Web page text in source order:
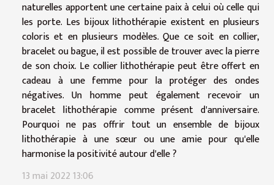
naturelles apportent une certaine paix à celui où celle qui
les porte. Les bijoux lithothérapie existent en plusieurs
coloris et en plusieurs modèles. Que ce soit en collier,
bracelet ou bague, il est possible de trouver avec la pierre
de son choix. Le collier lithothérapie peut être offert en
cadeau à une femme pour la protéger des ondes
négatives. Un homme peut également recevoir un
bracelet lithothérapie comme présent d'anniversaire.
Pourquoi ne pas offrir tout un ensemble de bijoux
lithothérapie à une sœur ou une amie pour qu'elle
harmonise la positivité autour d'elle ?
13 mai 2022 13:06